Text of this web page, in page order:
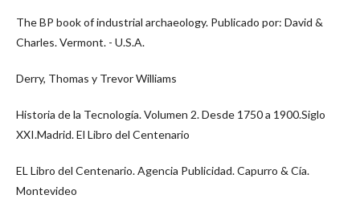
The BP book of industrial archaeology. Publicado por: David &
Charles. Vermont. - U.S.A.
Derry, Thomas y Trevor Williams
Historia de la Tecnología. Volumen 2. Desde 1750 a 1900.Siglo
XXI.Madrid. El Libro del Centenario
EL Libro del Centenario. Agencia Publicidad. Capurro & Cía.
Montevideo